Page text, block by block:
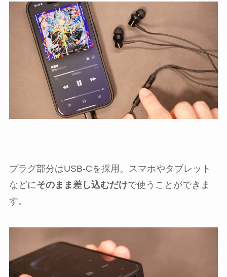
プラグ部分はUSB-Cを採用。スマホやタブレット
などにそのまま差し込むだけで使うことができま
す。